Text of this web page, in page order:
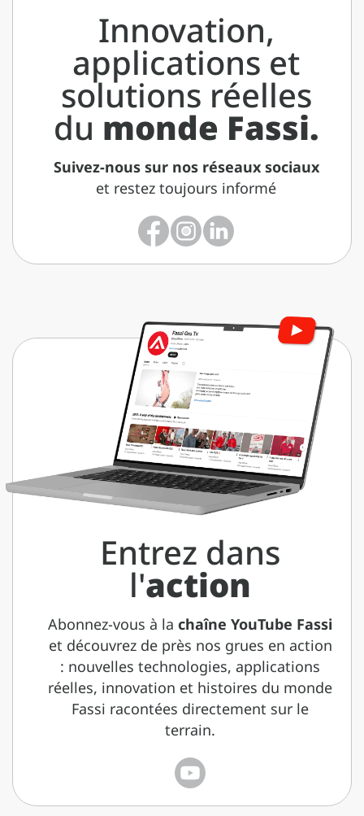
Innovation,
applications et
solutions réelles
du monde Fassi.
Suivez-nous sur nos réseaux sociaux
et restez toujours informé
Entrez dans
l'action
Abonnez-vous à la chaîne YouTube Fassi
et découvrez de près nos grues en action
: nouvelles technologies, applications
réelles, innovation et histoires du monde
Fassi racontées directement sur le
terrain.